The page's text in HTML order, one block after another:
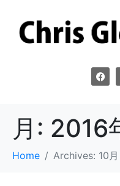
月: 2016
Home Archives: 10